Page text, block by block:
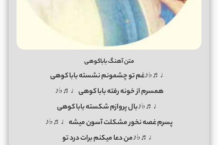
متن آهنگ باباکوهی
♩♬♭♪غم تو چشمونم نشسته بابا کوهی
همسرم از خونه رفته بابا کوهی♩♬♭♪
♩♬♭♪بال پروازم شکسته بابا کوهی
پسرم غصه نخور مشکلت آسون میشه♩♬♭♪
♩♬♭♪من دعا میکنم برات درد تو